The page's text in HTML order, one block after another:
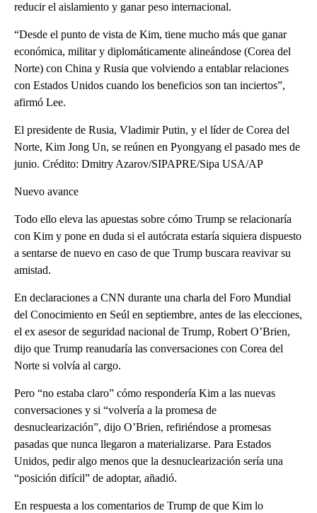
reducir el aislamiento y ganar peso internacional.
“Desde el punto de vista de Kim, tiene mucho más que ganar
económica, militar y diplomáticamente alineándose (Corea del
Norte) con China y Rusia que volviendo a entablar relaciones
con Estados Unidos cuando los beneficios son tan inciertos”,
afirmó Lee.
El presidente de Rusia, Vladimir Putin, y el líder de Corea del
Norte, Kim Jong Un, se reúnen en Pyongyang el pasado mes de
junio. Crédito: Dmitry Azarov/SIPAPRE/Sipa USA/AP
Nuevo avance
Todo ello eleva las apuestas sobre cómo Trump se relacionaría
con Kim y pone en duda si el autócrata estaría siquiera dispuesto
a sentarse de nuevo en caso de que Trump buscara reavivar su
amistad.
En declaraciones a CNN durante una charla del Foro Mundial
del Conocimiento en Seúl en septiembre, antes de las elecciones,
el ex asesor de seguridad nacional de Trump, Robert O’Brien,
dijo que Trump reanudaría las conversaciones con Corea del
Norte si volvía al cargo.
Pero “no estaba claro” cómo respondería Kim a las nuevas
conversaciones y si “volvería a la promesa de
desnuclearización”, dijo O’Brien, refiriéndose a promesas
pasadas que nunca llegaron a materializarse. Para Estados
Unidos, pedir algo menos que la desnuclearización sería una
“posición difícil” de adoptar, añadió.
En respuesta a los comentarios de Trump de que Kim lo